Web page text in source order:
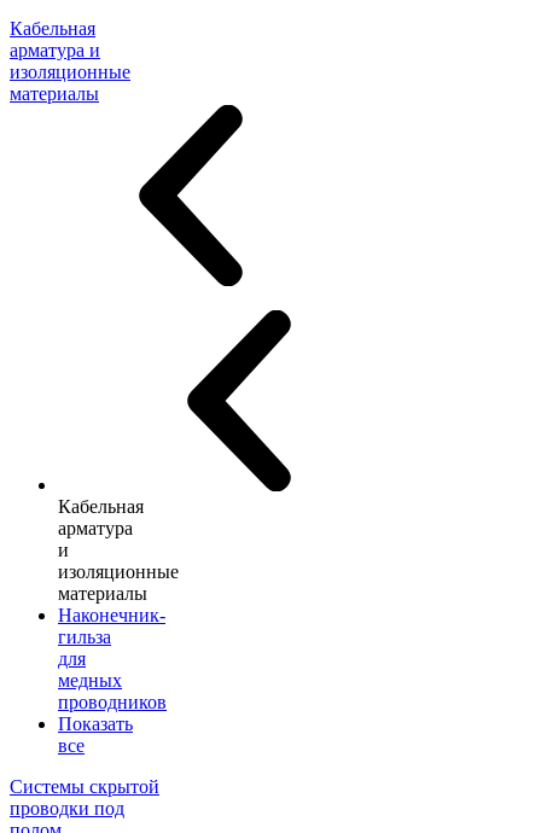
Кабельная
арматура и
изоляционные
материалы
Кабельная
арматура
и
изоляционные
материалы
Наконечник-
гильза
для
медных
проводников
Показать
все
Системы скрытой
проводки под